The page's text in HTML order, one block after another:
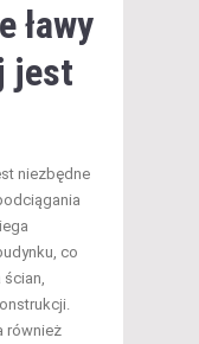
ławy
jest
niezbędne
co
również